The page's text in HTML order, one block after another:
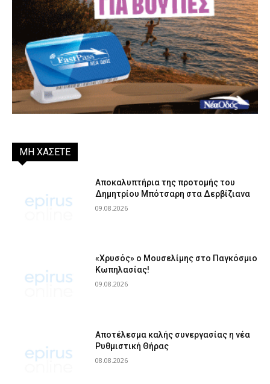
ΜΗ ΧΑΣΕΤΕ
Αποκαλυπτήρια της προτομής του
Δημητρίου Μπότσαρη στα Δερβίζιανα
09.08.2026
«Χρυσός» ο Μουσελίμης στο Παγκόσμιο
Κωπηλασίας!
09.08.2026
Αποτέλεσμα καλής συνεργασίας η νέα
Ρυθμιστική Θήρας
08.08.2026